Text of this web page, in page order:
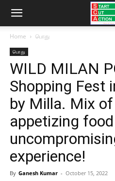
Home பொது
பொது
WILD MILAN
Shopping Fest
by Milla. Mix
appetizing
experience!
By Ganesh Kumar - October 15, 2022